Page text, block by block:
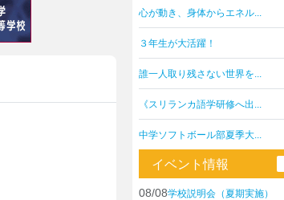
心が動き、身体からエネル...
３年生が大活躍！
誰一人取り残さない世界を...
《スリランカ語学研修へ出...
中学ソフトボール部夏季大...
イベント情報
08/08学校説明会（夏期実施）